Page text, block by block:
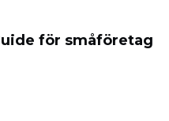
för småföretag